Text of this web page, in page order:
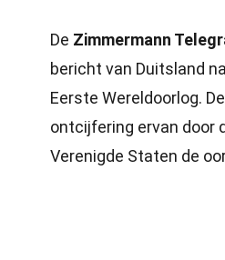
De Zimmermann
bericht van Duitsland
Eerste Wereldoorlog.
ontcijfering ervan door
Verenigde Staten de